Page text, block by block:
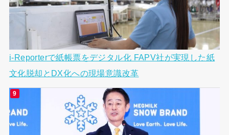
i-Reporterで紙帳票をデジタル化 FAPV社が実現した紙
文化脱却とDX化への現場意識改革